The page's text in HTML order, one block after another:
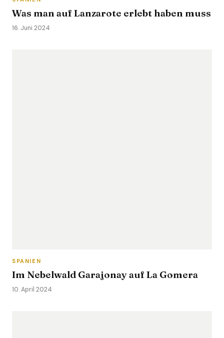
Was man auf Lanzarote erlebt haben muss
16. Juni 2024
SPANIEN
Im Nebelwald Garajonay auf La Gomera
10. April 2024